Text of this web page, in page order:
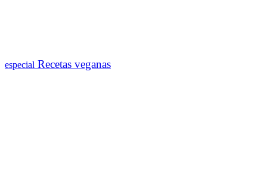
especial Recetas veganas